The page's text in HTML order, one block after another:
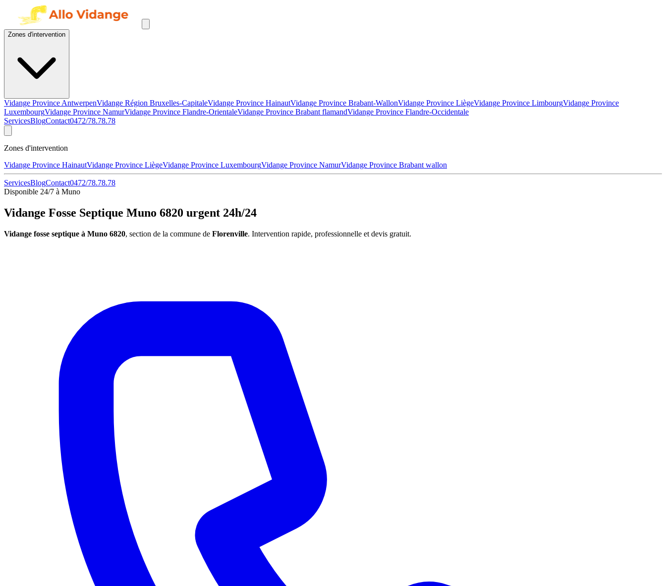
Zones d'intervention
Vidange Province AntwerpenVidange Région Bruxelles-CapitaleVidange Province HainautVidange Province Brabant-WallonVidange Province LiègeVidange Province LimbourgVidange Province
LuxembourgVidange Province NamurVidange Province Flandre-OrientaleVidange Province Brabant flamandVidange Province Flandre-Occidentale
ServicesBlogContact0472/78.78.78
Zones d'intervention
Vidange Province HainautVidange Province LiègeVidange Province LuxembourgVidange Province NamurVidange Province Brabant wallon
ServicesBlogContact0472/78.78.78
Disponible 24/7 à Muno
Vidange Fosse Septique Muno 6820 urgent 24h/24
Vidange fosse septique à Muno 6820, section de la commune de Florenville. Intervention rapide, professionnelle et devis gratuit.